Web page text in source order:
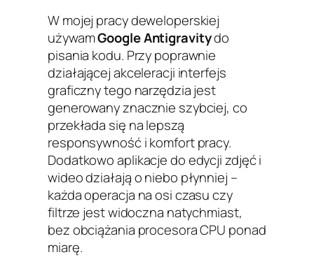
W mojej pracy deweloperskiej
używamGoogle Antigravitydo
pisania kodu. Przy poprawnie
działającej akceleracji interfejs
graficzny tego narzędzia jest
generowany znacznie szybciej, co
przekłada się na lepszą
responsywność i komfort pracy.
Dodatkowo aplikacje do edycji zdjęć i
wideo działają o niebo płynniej –
każda operacja na osi czasu czy
filtrze jest widoczna natychmiast,
bez obciążania procesora CPU ponad
miarę.